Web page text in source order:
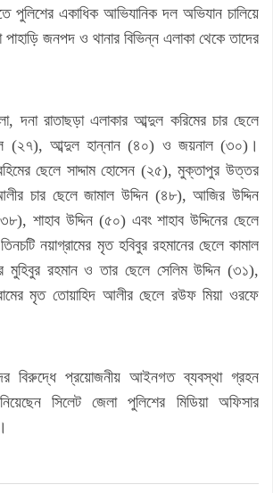
পুলিশের একাধিক আভিযানিক দল অভিযান চালিয়ে
পাহাড়ি জনপদ ও থানার বিভিন্ন এলাকা থেকে তাদের
দনা রাতাছড়া এলাকার আব্দুল করিমের চার ছেলে
(২৭), আব্দুল হান্নান (৪০) ও জয়নাল (৩০)।
ছেলে সাদ্দাম হোসেন (২৫), মুক্তাপুর উত্তর
চার ছেলে জামাল উদ্দিন (৪৮), আজির উদ্দিন
শাহাব উদ্দিন (৫০) এবং শাহাব উদ্দিনের ছেলে
নয়াগ্রামের মৃত হবিবুর রহমানের ছেলে কামাল
মুহিবুর রহমান ও তার ছেলে সেলিম উদ্দিন (৩১),
মৃত তোয়াহিদ আলীর ছেলে রউফ মিয়া ওরফে
বিরুদ্ধে প্রয়োজনীয় আইনগত ব্যবস্থা গ্রহন
সিলেট জেলা পুলিশের মিডিয়া অফিসার